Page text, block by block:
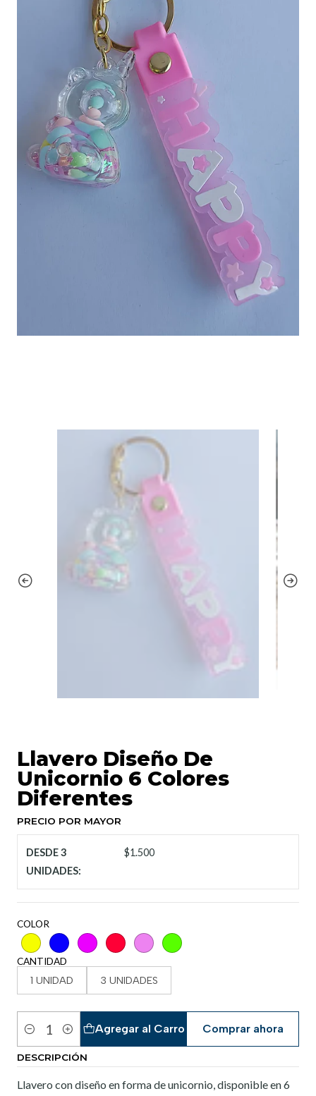
Llavero Diseño De
Unicornio 6 Colores
Diferentes
PRECIO POR MAYOR
DESDE 3
UNIDADES:
$1.500
COLOR
CANTIDAD
1 UNIDAD 3 UNIDADES
Cantidad
Agregar al Carro Comprar ahora
DESCRIPCIÓN
Llavero con diseño en forma de unicornio, disponible en 6